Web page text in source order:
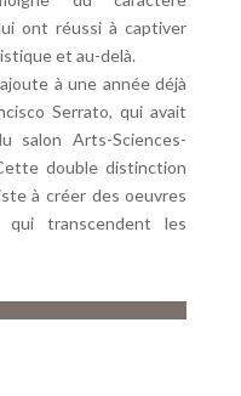
ont réussi à captiver
et au-delà.
à une année déjà
Serrato, qui avait
salon Arts-Sciences-
double distinction
à créer des oeuvres
qui transcendent les